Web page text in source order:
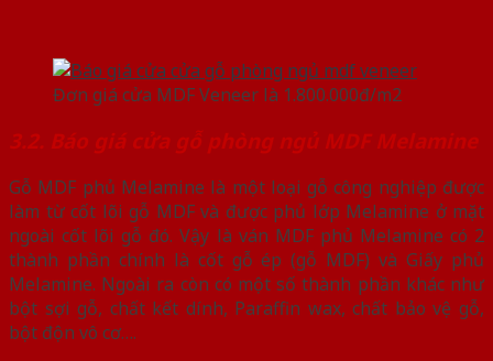
Đơn giá cửa MDF Veneer là 1.800.000đ/m2
3.2. Báo giá cửa gỗ phòng ngủ MDF Melamine
Gỗ MDF phủ Melamine là một loại gỗ công nghiệp được
làm từ cốt lõi gỗ MDF và được phủ lớp Melamine ở mặt
ngoài cốt lõi gỗ đó. Vậy là ván MDF phủ Melamine có 2
thành phần chính là cốt gỗ ép (gỗ MDF) và Giấy phủ
Melamine. Ngoài ra còn có một số thành phần khác như
bột sợi gỗ, chất kết dính, Paraffin wax, chất bảo vệ gỗ,
bột độn vô cơ….